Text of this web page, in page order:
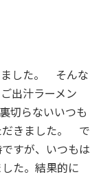
ました。 そんな
出汁ラーメン
切らないいつも
だきました。 で
すが、いつもは
た。結果的に